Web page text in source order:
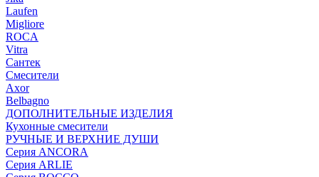
Laufen
Migliore
ROCA
Vitra
Сантек
Смесители
Axor
Belbagno
ДОПОЛНИТЕЛЬНЫЕ ИЗДЕЛИЯ
Кухонные смесители
РУЧНЫЕ И ВЕРХНИЕ ДУШИ
Серия ANCORA
Серия ARLIE